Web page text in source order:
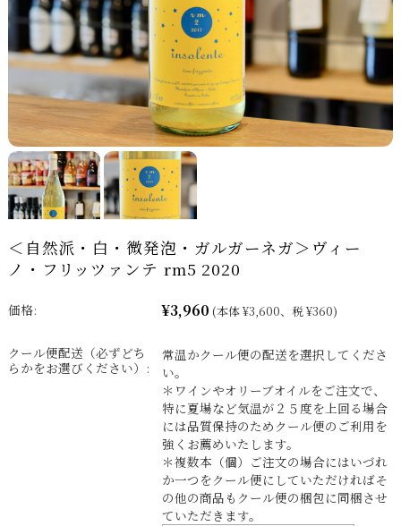
＜自然派・白・微発泡・ガルガーネガ＞ヴィー
ノ・フリッツァンテ rm5 2020
価格: ¥3,960 (本体 ¥3,600、税 ¥360)
クール便配送（必ずどち
らかをお選びください）:
常温かクール便の配送を選択してくださ
い。
＊ワインやオリーブオイルをご注文で、
特に夏場など気温が２５度を上回る場合
には品質保持のためクール便のご利用を
強くお薦めいたします。
＊複数本（個）ご注文の場合にはいづれ
か一つをクール便にしていただければそ
の他の商品もクール便の梱包に同梱させ
ていただきます。